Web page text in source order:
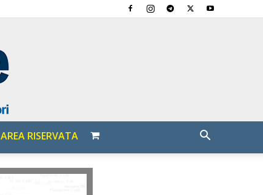
AREA RISERVATA